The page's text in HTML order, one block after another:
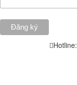
Hotline: